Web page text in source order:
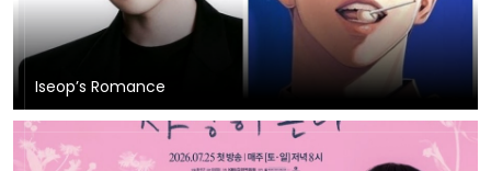
Iseop’s Romance